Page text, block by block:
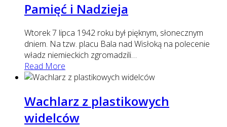
Pamięć i Nadzieja
Wtorek 7 lipca 1942 roku był pięknym, słonecznym
dniem. Na tzw. placu Bala nad Wisłoką na polecenie
władz niemieckich zgromadzili…
Read More
Wachlarz z plastikowych
widelców